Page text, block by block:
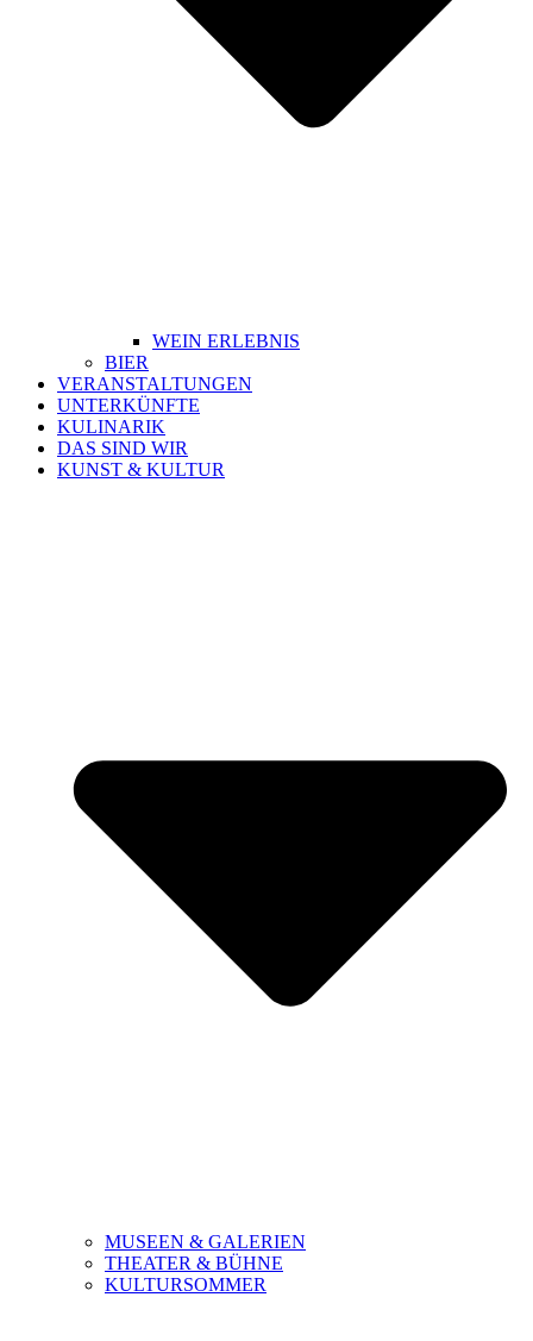
WEIN ERLEBNIS
BIER
VERANSTALTUNGEN
UNTERKÜNFTE
KULINARIK
DAS SIND WIR
KUNST & KULTUR
MUSEEN & GALERIEN
THEATER & BÜHNE
KULTURSOMMER